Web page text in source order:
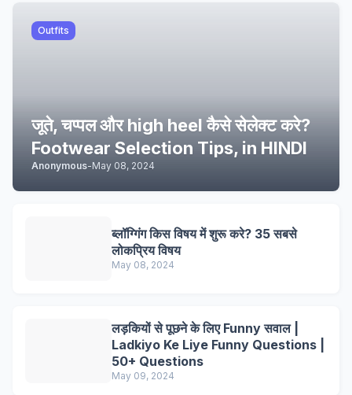
Outfits
जूते, चप्पल और high heel कैसे सेलेक्ट करे?
Footwear Selection Tips, in HINDI
Anonymous-May 08, 2024
ब्लॉग्गिंग किस विषय में शुरू करे? 35 सबसे
लोकप्रिय विषय
May 08, 2024
लड़कियों से पूछने के लिए Funny सवाल |
Ladkiyo Ke Liye Funny Questions |
50+ Questions
May 09, 2024